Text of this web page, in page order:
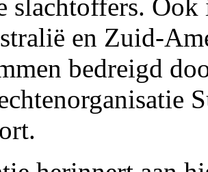
slachtoffers. Ook
en Zuid-
bedreigd